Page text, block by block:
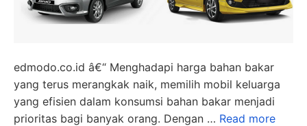
edmodo.co.id â€“ Menghadapi harga bahan bakar
yang terus merangkak naik, memilih mobil keluarga
yang efisien dalam konsumsi bahan bakar menjadi
prioritas bagi banyak orang. Dengan … Read more